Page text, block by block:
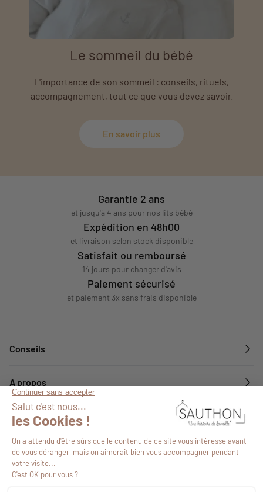
Le sommeil du bébé
L'importance de son sommeil : conseils, rituels,
accompagnement, tout ce que vous devez savoir.
En savoir plus
Garantie 2 ans
et jusqu'à 4 ans pour nos lits bébé
Expédition en 48h00
et livraison selon stock disponible
Satisfait ou remboursé
14 jours pour changer d'avis
Paiement sécurisé
et paiement 3x sans frais disponible
Conseils
A propos
Services
Suivez-nous